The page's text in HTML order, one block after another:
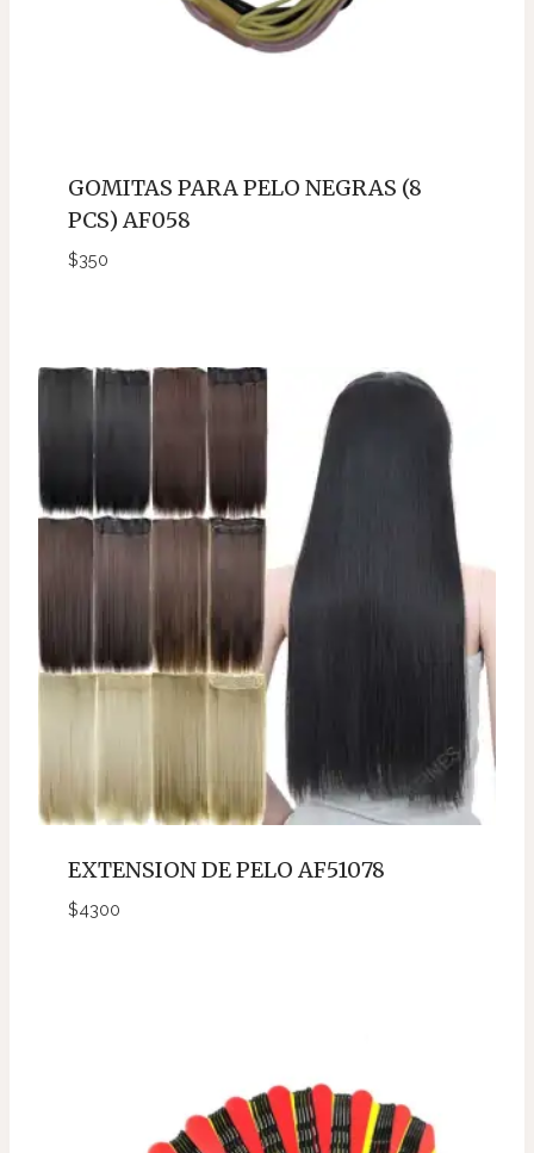
GOMITAS PARA PELO NEGRAS (8
PCS) AF058
$350
EXTENSION DE PELO AF51078
$4300